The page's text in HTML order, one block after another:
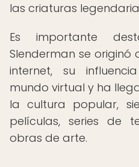
las criaturas
Es importante
Slenderman se
internet, su
mundo virtual y ha
la cultura popular,
películas, series de
obras de arte.